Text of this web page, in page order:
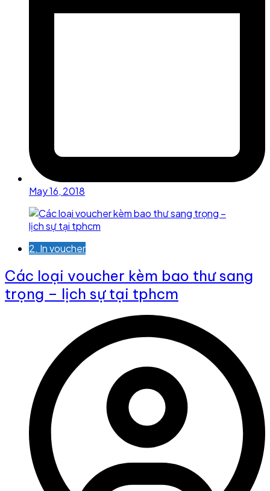
May 16, 2018
2. In voucher
Các loại voucher kèm bao thư sang
trọng – lịch sự tại tphcm